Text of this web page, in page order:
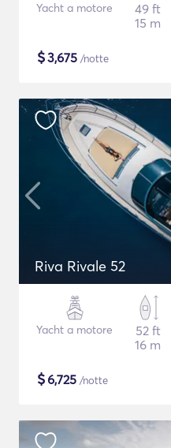
Yacht a motore
49 ft
15 m
$3,675 /notte
Riva Rivale 52
Yacht a motore
52 ft
16 m
$6,725 /notte